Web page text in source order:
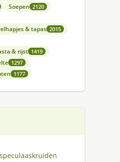
Soepen 2120
& tapas 2015
& rijst 1419
1297
1177